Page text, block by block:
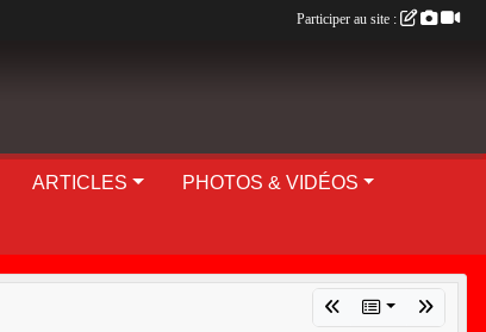
ARTICLES PHOTOS & VIDÉOS
Participer au site :